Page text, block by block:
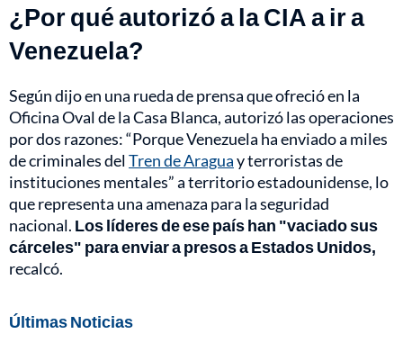
¿Por qué autorizó a la CIA a ir a
Venezuela?
Según dijo en una rueda de prensa que ofreció en la
Oficina Oval de la Casa Blanca, autorizó las operaciones
por dos razones: “Porque Venezuela ha enviado a miles
de criminales delTren de Araguay terroristas de
instituciones mentales” a territorio estadounidense, lo
que representa una amenaza para la seguridad
nacional. Los líderes de ese país han "vaciado sus
cárceles" para enviar a presos a Estados Unidos,
recalcó.
Últimas Noticias